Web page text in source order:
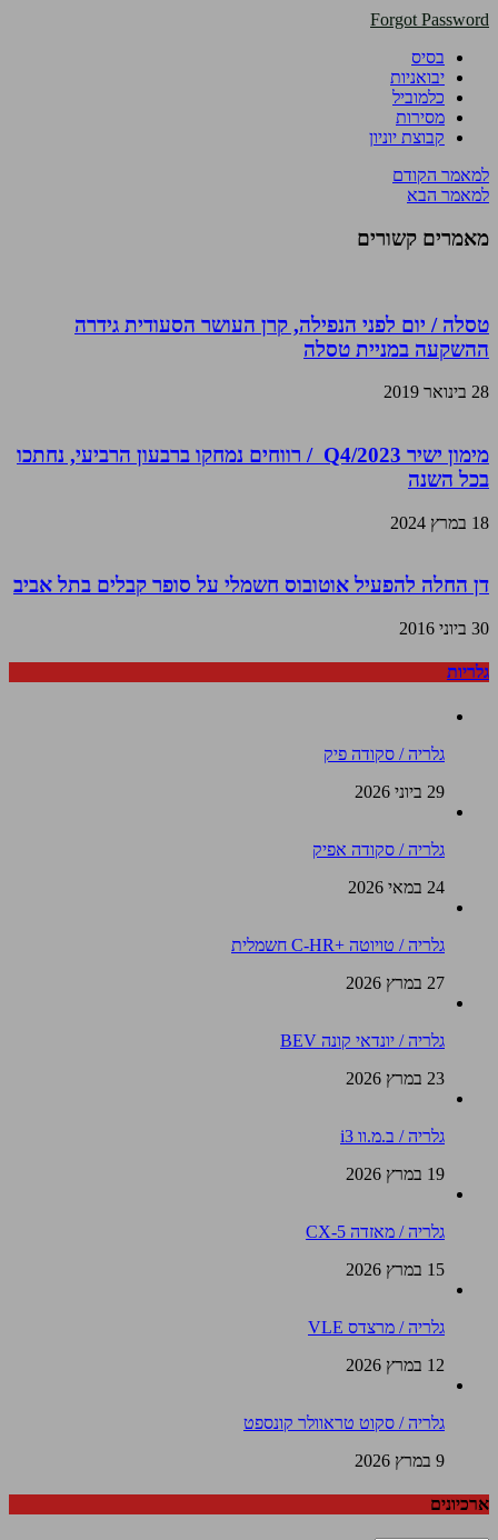
Forgot Password
בסיס
יבואניות
כלמוביל
מסירות
קבוצת יוניון
למאמר הקודם
למאמר הבא
מאמרים קשורים
טסלה / יום לפני הנפילה, קרן העושר הסעודית גידרה
ההשקעה במניית טסלה
28 בינואר 2019
מימון ישיר Q4/2023 / רווחים נמחקו ברבעון הרביעי, נחתכו
בכל השנה
18 במרץ 2024
דן החלה להפעיל אוטובוס חשמלי על סופר קבלים בתל אביב
30 ביוני 2016
גלריות
גלריה / סקודה פיק
29 ביוני 2026
גלריה / סקודה אפיק
24 במאי 2026
גלריה / טויוטה +C-HR חשמלית
27 במרץ 2026
גלריה / יונדאי קונה BEV
23 במרץ 2026
גלריה / ב.מ.וו i3
19 במרץ 2026
גלריה / מאזדה CX-5
15 במרץ 2026
גלריה / מרצדס VLE
12 במרץ 2026
גלריה / סקוט טראוולר קונספט
9 במרץ 2026
ארכיונים